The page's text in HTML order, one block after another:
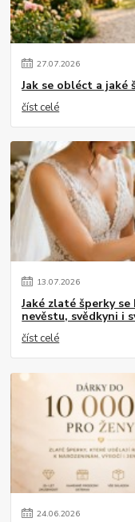
27.07.2026
Jak se obléct a
číst celé
13.07.2026
Jaké zlaté šperky
nevěstu, svědkyni i
číst celé
24.06.2026